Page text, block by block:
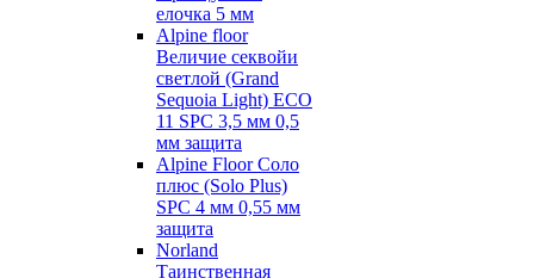
елочка 5 мм
Alpine floor
Величие секвойи
светлой (Grand
Sequoia Light) ECO
11 SPC 3,5 мм 0,5
мм защита
Alpine Floor Соло
плюс (Solo Plus)
SPC 4 мм 0,55 мм
защита
Norland
Таинственная